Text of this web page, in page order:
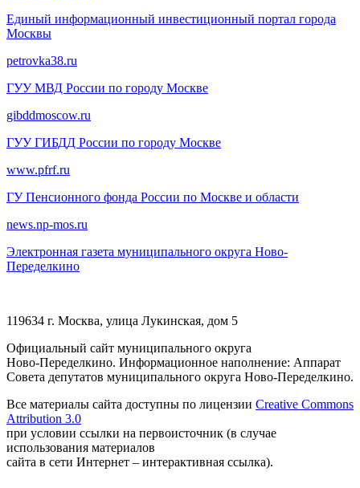
Единый информационный инвестиционный портал города
Москвы
petrovka38.ru
ГУУ МВД России по городу Москве
gibddmoscow.ru
ГУУ ГИБДД России по городу Москве
www.pfrf.ru
ГУ Пенсионного фонда России по Москве и области
news.np-mos.ru
Электронная газета муниципального округа Ново-
Переделкино
119634 г. Москва, улица Лукинская, дом 5
Официальный сайт муниципального округа
Ново-Переделкино. Информационное наполнение: Аппарат
Совета депутатов муниципального округа Ново-Переделкино.
Все материалы сайта доступны по лицензии Creative Commons
Attribution 3.0
при условии ссылки на первоисточник (в случае
использования материалов
сайта в сети Интернет – интерактивная ссылка).